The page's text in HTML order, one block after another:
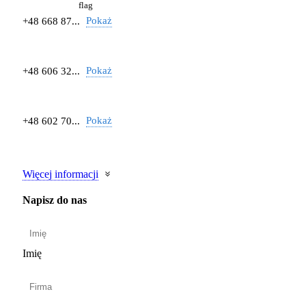
+48 668 87... Pokaż
+48 606 32... Pokaż
+48 602 70... Pokaż
Więcej informacji
Napisz do nas
Imię